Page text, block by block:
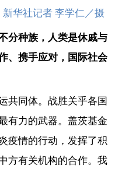
华社记者 李学仁／摄
分种族，人类是休戚与
、携手应对，国际社会
共同体。战胜关乎各国
有力的武器。盖茨基金
疫情的行动，发挥了积
方有关机构的合作。我